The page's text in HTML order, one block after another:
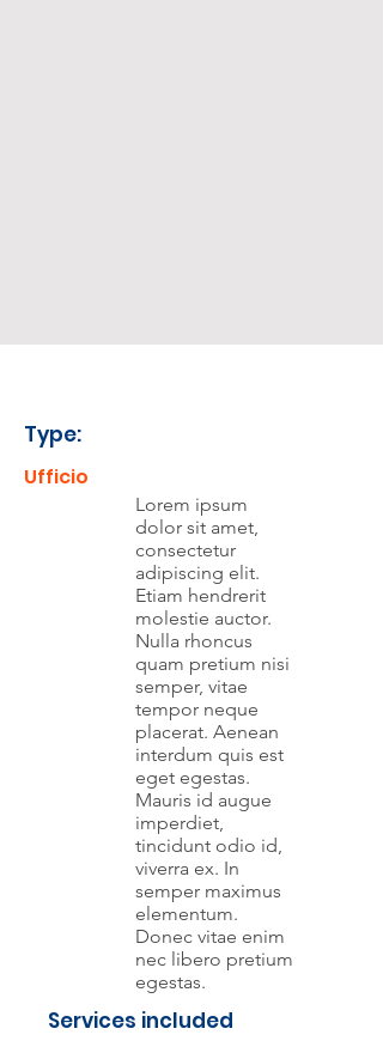
Type:
Ufficio
Lorem ipsum
dolor sit amet,
consectetur
adipiscing elit.
Etiam hendrerit
molestie auctor.
Nulla rhoncus
quam pretium nisi
semper, vitae
tempor neque
placerat. Aenean
interdum quis est
eget egestas.
Mauris id augue
imperdiet,
tincidunt odio id,
viverra ex. In
semper maximus
elementum.
Donec vitae enim
nec libero pretium
egestas.
Services included